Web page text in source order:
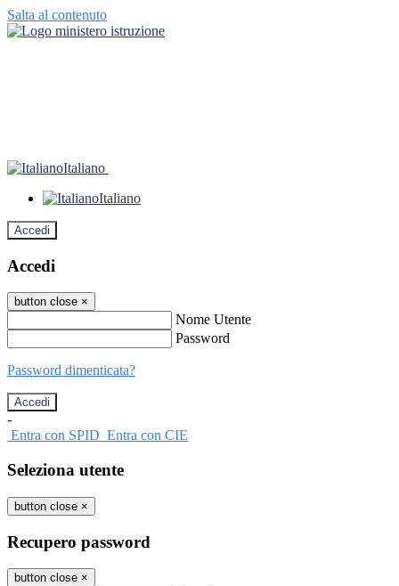
Salta al contenuto
Italiano
Italiano
Accedi
Accedi
button close ×
Nome Utente
Password
Password dimenticata?
-
Entra con SPID Entra con CIE
Seleziona utente
button close ×
Recupero password
button close ×